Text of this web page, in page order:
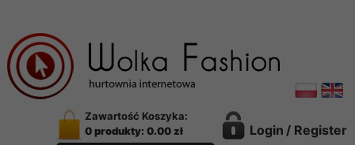
Zawartość Koszyka:
0 produkty: 0.00 zł
Login / Register